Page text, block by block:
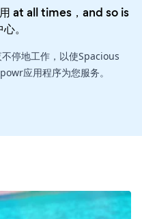
at all times，and so is
心。
停地工作，以使Spacious
应用程序为您服务。